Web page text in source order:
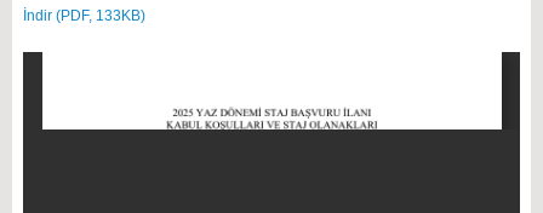
İndir (PDF, 133KB)